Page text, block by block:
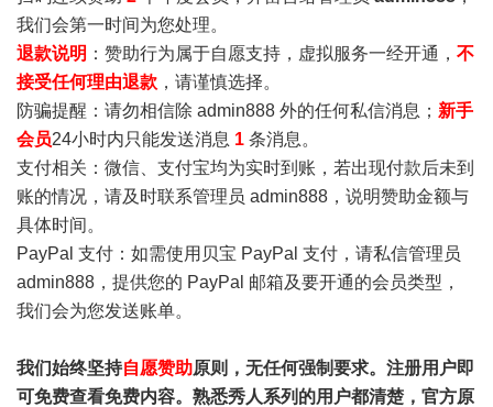
我们会第一时间为您处理。
退款说明 ：赞助行为属于自愿支持，虚拟服务一经开通， 不
接受任何理由退款 ，请谨慎选择。
防骗提醒：请勿相信除 admin888 外的任何私信消息； 新手
会员24小时内只能发送消息 1 条消息。
支付相关：微信、支付宝均为实时到账，若出现付款后未到
账的情况，请及时联系管理员 admin888，说明赞助金额与
具体时间。
PayPal 支付：如需使用贝宝 PayPal 支付，请私信管理员
admin888，提供您的 PayPal 邮箱及要开通的会员类型，
我们会为您发送账单。
我们始终坚持自愿赞助原则，无任何强制要求。注册用户即
可免费查看免费内容。熟悉秀人系列的用户都清楚，官方原